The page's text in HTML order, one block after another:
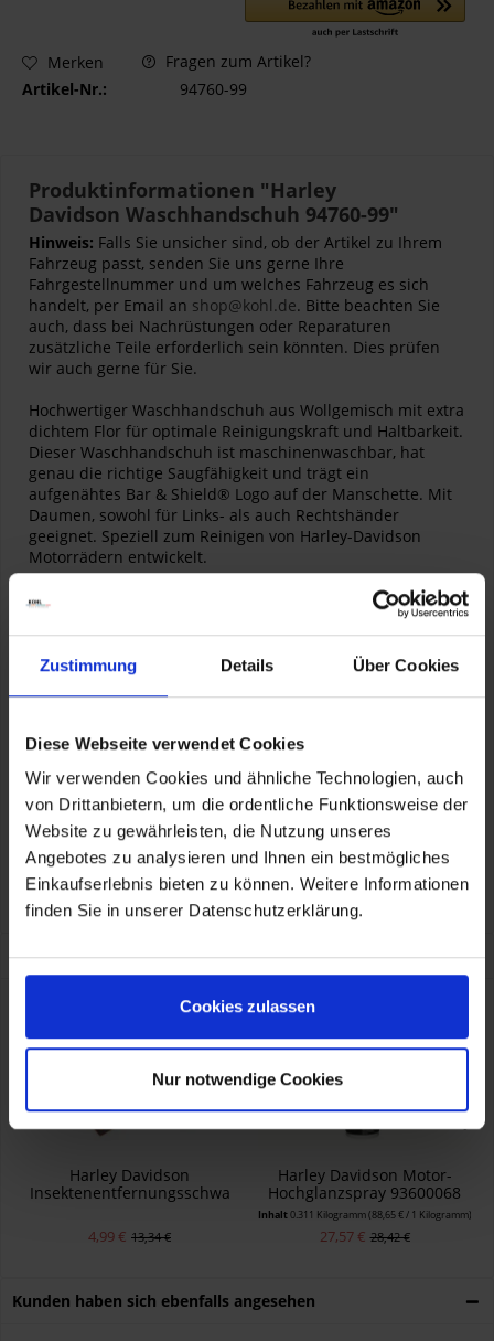
Zustimmung Details Über Cookies
Diese Webseite verwendet Cookies
Wir verwenden Cookies und ähnliche Technologien, auch
von Drittanbietern, um die ordentliche Funktionsweise der
Website zu gewährleisten, die Nutzung unseres
Angebotes zu analysieren und Ihnen ein bestmögliches
Einkaufserlebnis bieten zu können. Weitere Informationen
finden Sie in unserer Datenschutzerklärung.
Cookies zulassen
Nur notwendige Cookies
Merken
Fragen zum Artikel?
Artikel-Nr.:
94760-99
Produktinformationen "Harley
Davidson Waschhandschuh 94760-99"
Hinweis: Falls Sie unsicher sind, ob der Artikel zu Ihrem
Fahrzeug passt, senden Sie uns gerne Ihre
Fahrgestellnummer und um welches Fahrzeug es sich
handelt, per Email an shop@kohl.de. Bitte beachten Sie
auch, dass bei Nachrüstungen oder Reparaturen
zusätzliche Teile erforderlich sein könnten. Dies prüfen
wir auch gerne für Sie.
Hochwertiger Waschhandschuh aus Wollgemisch mit extra
dichtem Flor für optimale Reinigungskraft und Haltbarkeit.
Dieser Waschhandschuh ist maschinenwaschbar, hat
genau die richtige Saugfähigkeit und trägt ein
aufgenähtes Bar & Shield® Logo auf der Manschette. Mit
Daumen, sowohl für Links- als auch Rechtshänder
geeignet. Speziell zum Reinigen von Harley-Davidson
Motorrädern entwickelt.
Artikelnummer:
Waschhandschuh GLOBAL
Herstellerinformationen
HARLEY-DAVIDSON MOTOR COMPANY - EUROPE
Laan van Vredenoord 33, Rijswijk, NL, 2289 DA
eu_ecom@harley-davidson.com, 0080011112223
Verantwortliche Person für die EU
KOHL automobile GmbH eCom
HARLEY-DAVIDSON MOTOR COMPANY - EUROPE
Laan van Vredenoord 33, Rijswijk, NL, 2289 DA
eu_ecom@harley-davidson.com, 0080011112223
Kunden kauften auch
- 8,35 €
Harley Davidson
Insektenentfernungsschwa
4,99 € 13,34 €
Harley Davidson Motor-
Hochglanzspray 93600068
Inhalt0.311 Kilogramm(88,65 € / 1 Kilogramm)
27,57 € 28,42 €
Kunden haben sich ebenfalls angesehen